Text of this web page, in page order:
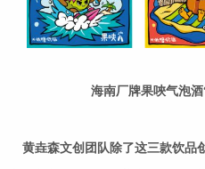
海南厂牌果唊气泡
黄垚森文创团队除了这三款饮品